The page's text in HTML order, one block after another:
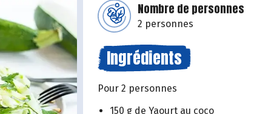
Nombre de personnes
2 personnes
Ingrédients
Pour 2 personnes
150 g de Yaourt au coco